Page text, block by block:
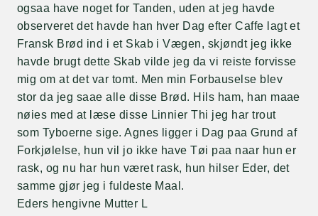
ogsaa have noget for Tanden, uden at jeg havde
observeret det havde han hver Dag efter Caffe lagt et
Fransk Brød ind i et Skab i Vægen, skjøndt jeg ikke
havde brugt dette Skab vilde jeg da vi reiste forvisse
mig om at det var tomt. Men min Forbauselse blev
stor da jeg saae alle disse Brød. Hils ham, han maae
nøies med at læse disse Linnier Thi jeg har trout
som Tyboerne sige. Agnes ligger i Dag paa Grund af
Forkjølelse, hun vil jo ikke have Tøi paa naar hun er
rask, og nu har hun været rask, hun hilser Eder, det
samme gjør jeg i fuldeste Maal.
Eders hengivne Mutter L